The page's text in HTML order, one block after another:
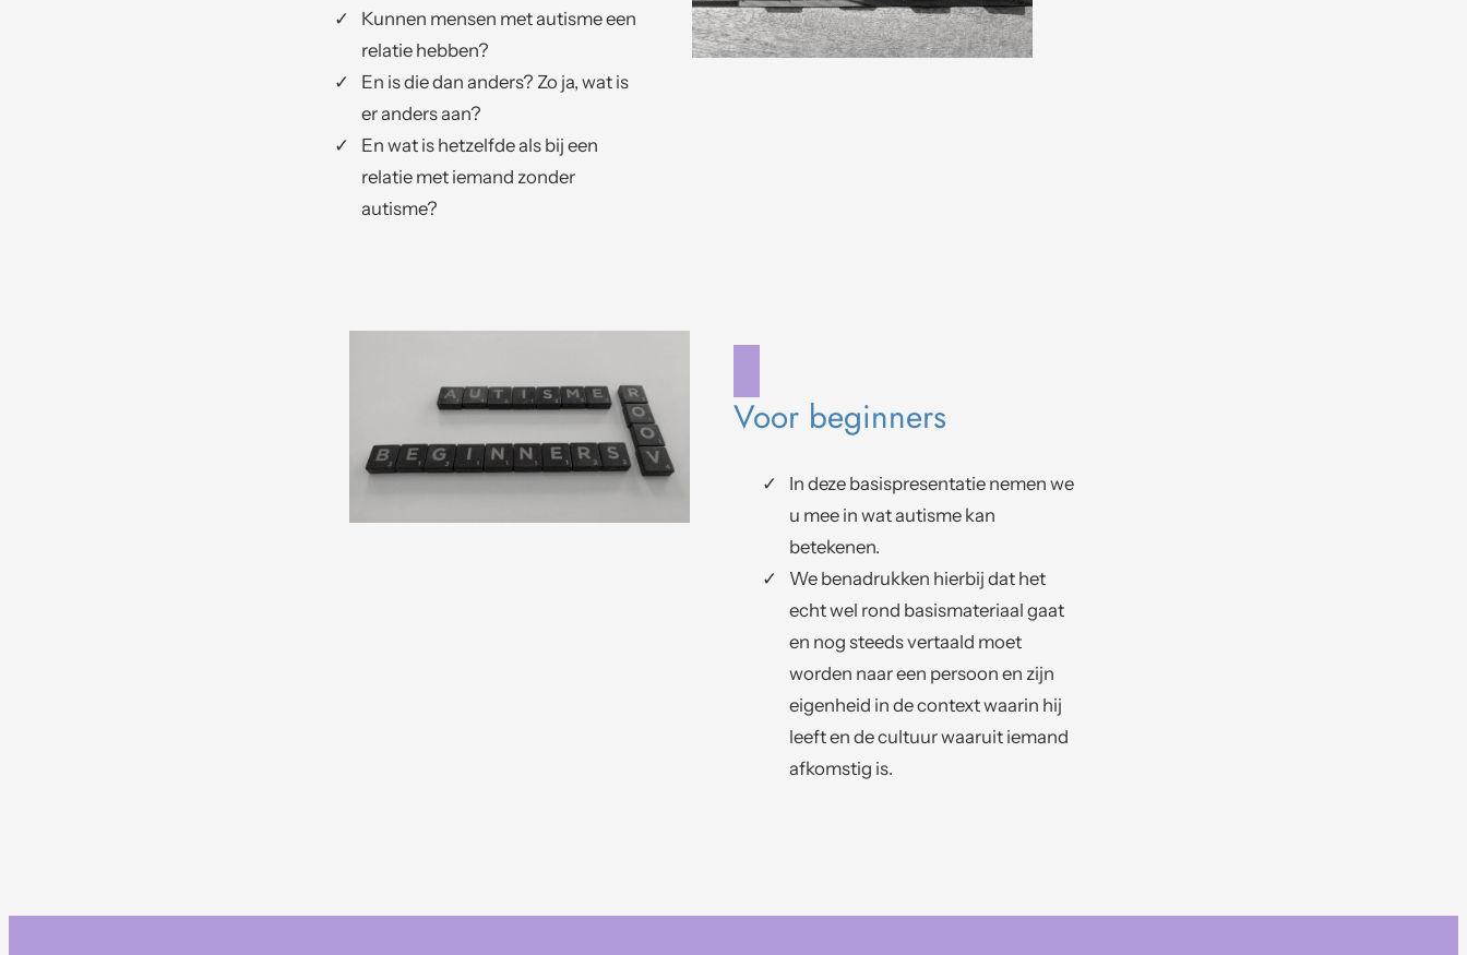
Kunnen mensen met autisme een
relatie hebben?
En is die dan anders? Zo ja, wat is
er anders aan?
En wat is hetzelfde als bij een
relatie met iemand zonder
autisme?
Voor beginners
In deze basispresentatie nemen we
u mee in wat autisme kan
betekenen.
We benadrukken hierbij dat het
echt wel rond basismateriaal gaat
en nog steeds vertaald moet
worden naar een persoon en zijn
eigenheid in de context waarin hij
leeft en de cultuur waaruit iemand
afkomstig is.